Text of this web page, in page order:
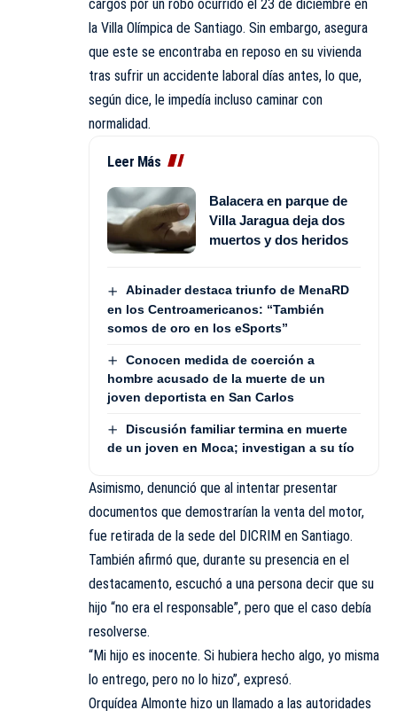
cargos por un robo ocurrido el 23 de diciembre en
la Villa Olímpica de Santiago. Sin embargo, asegura
que este se encontraba en reposo en su vivienda
tras sufrir un accidente laboral días antes, lo que,
según dice, le impedía incluso caminar con
normalidad.
Leer Más
Balacera en parque de
Villa Jaragua deja dos
muertos y dos heridos
Abinader destaca triunfo de MenaRD
en los Centroamericanos: “También
somos de oro en los eSports”
Conocen medida de coerción a
hombre acusado de la muerte de un
joven deportista en San Carlos
Discusión familiar termina en muerte
de un joven en Moca; investigan a su tío
Asimismo, denunció que al intentar presentar
documentos que demostrarían la venta del motor,
fue retirada de la sede del DICRIM en Santiago.
También afirmó que, durante su presencia en el
destacamento, escuchó a una persona decir que su
hijo “no era el responsable”, pero que el caso debía
resolverse.
“Mi hijo es inocente. Si hubiera hecho algo, yo misma
lo entrego, pero no lo hizo”, expresó.
Orquídea Almonte hizo un llamado a las autoridades